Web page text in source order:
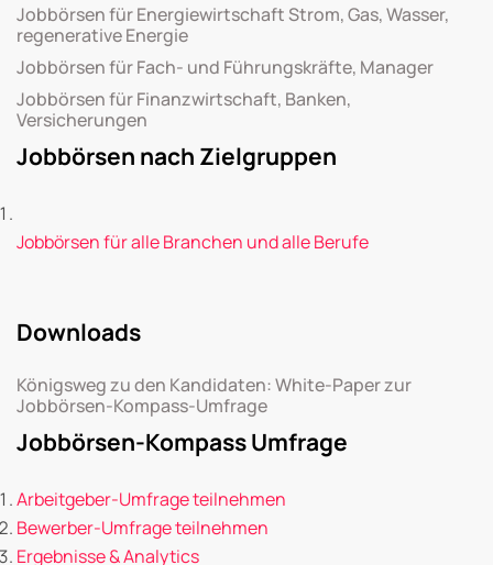
Jobbörsen für Energiewirtschaft Strom, Gas, Wasser,
regenerative Energie
Jobbörsen für Fach- und Führungskräfte, Manager
Jobbörsen für Finanzwirtschaft, Banken,
Versicherungen
Jobbörsen nach Zielgruppen
Jobbörsen für alle Branchen und alle Berufe
Downloads
Königsweg zu den Kandidaten: White-Paper zur
Jobbörsen-Kompass-Umfrage
Jobbörsen-Kompass Umfrage
Arbeitgeber-Umfrage teilnehmen
Bewerber-Umfrage teilnehmen
Ergebnisse & Analytics